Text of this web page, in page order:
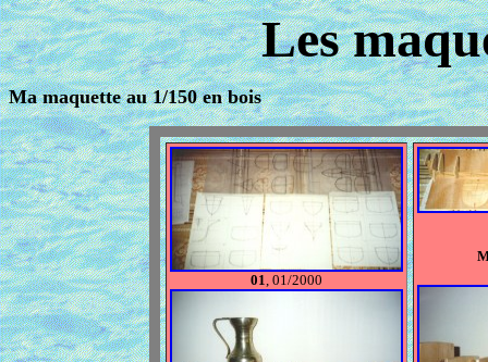
Les
Ma maquette au 1/150 en bois
01, 01/2000